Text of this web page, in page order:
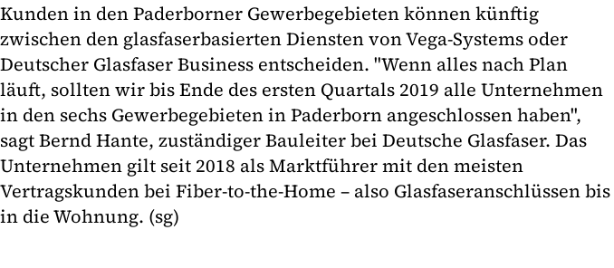
Kunden in den Paderborner Gewerbegebieten können künftig
zwischen den glasfaserbasierten Diensten von Vega-Systems oder
Deutscher Glasfaser Business entscheiden. "Wenn alles nach Plan
läuft, sollten wir bis Ende des ersten Quartals 2019 alle Unternehmen
in den sechs Gewerbegebieten in Paderborn angeschlossen haben",
sagt Bernd Hante, zuständiger Bauleiter bei Deutsche Glasfaser. Das
Unternehmen gilt seit 2018 als Marktführer mit den meisten
Vertragskunden bei Fiber-to-the-Home – also Glasfaseranschlüssen bis
in die Wohnung. (sg)